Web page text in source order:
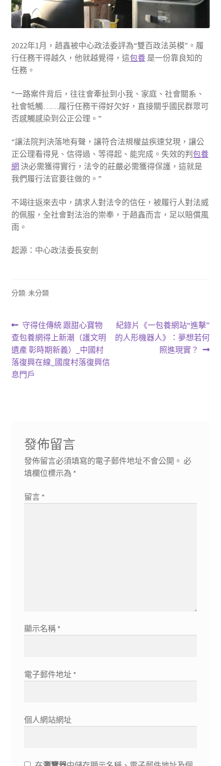
2022年1月，趙鑫被中心政法委評為“雙百政法英模”。履
行任務干得越久，他就越覺得，這包養是一份靠良知的
任務。
“一路案件背后，往往會牽扯到小我、家庭、社會關系、
社會牴觸……履行任務干得好欠好，直接關乎國民群眾可
否感觸感染到公正公理。”
“讓法院判決落地有聲，讓符合法規權益疾速兌現，讓公
正公理看得見、信得過、等得起、能完成。失效的判 包養
網 決必需獲得實行，法令的莊嚴必需獲得保護，這就是
我們履行法官要往做的。”
不竭往返來去中，請求人對法令的信任，被履行人對法威
的佩服，全社會對法治的崇奉，于趙鑫而言，足以賠償風
雨。
起源：中心政法委長安劍
分類: 未分類
文
章
導
覽
上
一
篇
文
章:
守得住傳統 跟甜心寶物
查包養網得上新潮（護文明
遺產 彰時期新義）_中國村
落復興在線_國度村落復興信
息門戶
下
一
紀錄片《一包養網站“進擊”
的人形機器人》：夢想若何
照進現實？
發佈留言
發佈留言必須填寫的電子郵件地址不會公開。 必
填欄位標示為 *
留言 *
顯示名稱 *
電子郵件地址 *
個人網站網址